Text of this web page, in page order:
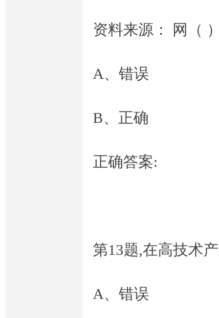
资料来源： 网（
A、错误
B、正确
正确答案:
第13题,在高技术
A、错误